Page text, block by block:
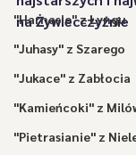
"Harnasie" z Łyngu
"Juhasy" z Szarego
"Jukace" z Zabłocia
"Kamieńcoki" z
"Pietrasianie" z
na Żywiecczyźnie